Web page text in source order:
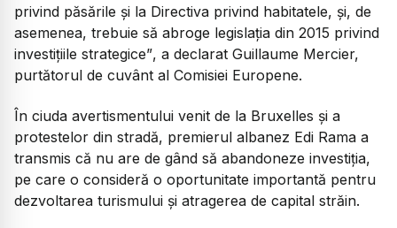
privind păsările și la Directiva privind habitatele, și, de
asemenea, trebuie să abroge legislația din 2015 privind
investițiile strategice”, a declarat Guillaume Mercier,
purtătorul de cuvânt al Comisiei Europene.
În ciuda avertismentului venit de la Bruxelles și a
protestelor din stradă, premierul albanez Edi Rama a
transmis că nu are de gând să abandoneze investiția,
pe care o consideră o oportunitate importantă pentru
dezvoltarea turismului și atragerea de capital străin.